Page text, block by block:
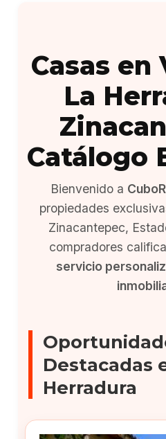
Casas en
La
Catálogo
Bienvenido a
propiedades
Zinacantepec,
compradores
servicio
Destacadas
Herradura